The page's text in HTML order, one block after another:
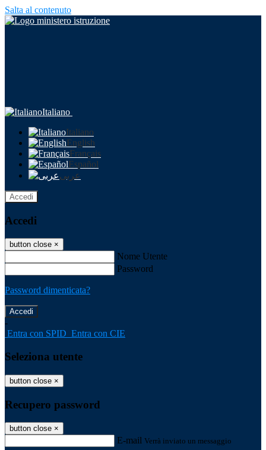
Salta al contenuto
Italiano
Italiano
English
Français
Español
عربى
Accedi
Accedi
button close ×
Nome Utente
Password
Password dimenticata?
-
Entra con SPID Entra con CIE
Seleziona utente
button close ×
Recupero password
button close ×
E-mail Verrà inviato un messaggio